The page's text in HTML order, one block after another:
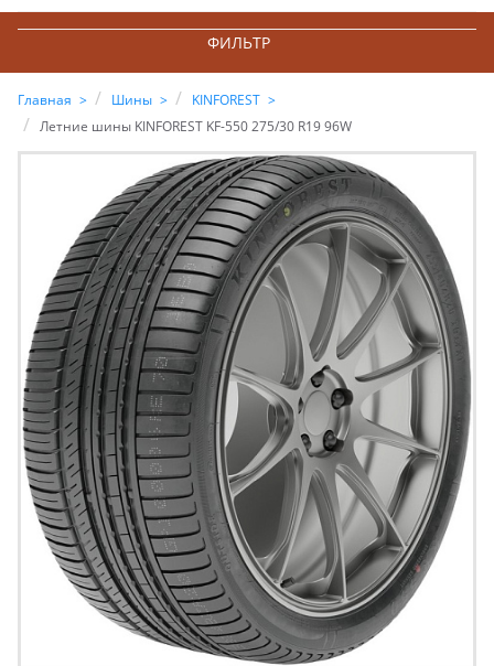
ФИЛЬТР
Главная Шины
KINFOREST
Летние шины KINFOREST KF-550 275/30 R19 96W